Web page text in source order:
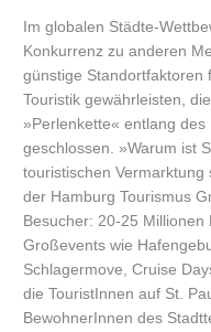
Im globalen Städte-
Konkurrenz zu anderen
günstige Standortfaktoren
Touristik gewährleisten,
»Perlenkette« entlang
geschlossen. »Warum ist
touristischen
der Hamburg Tourismus
Besucher: 20-25
Großevents wie
Schlagermove, Cruise
die TouristInnen auf St.
BewohnerInnen des